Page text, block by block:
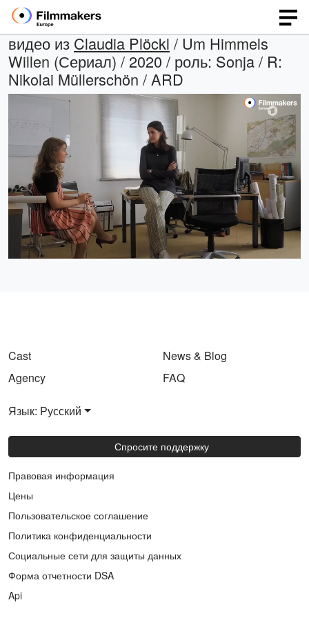
видео из Claudia Plöckl / Um Himmels
Willen (Сериал) / 2020 / роль: Sonja / R:
Nikolai Müllerschön / ARD
Со
звуком
Загрузка:
100.00%
Open
quality
selector
Cast
Agency
News & Blog
FAQ
Язык: Русский
Спросите поддержку
Правовая информация
Цены
Пользовательское соглашение
Политика конфиденциальности
Социальные сети для защиты данных
Форма отчетности DSA
Api